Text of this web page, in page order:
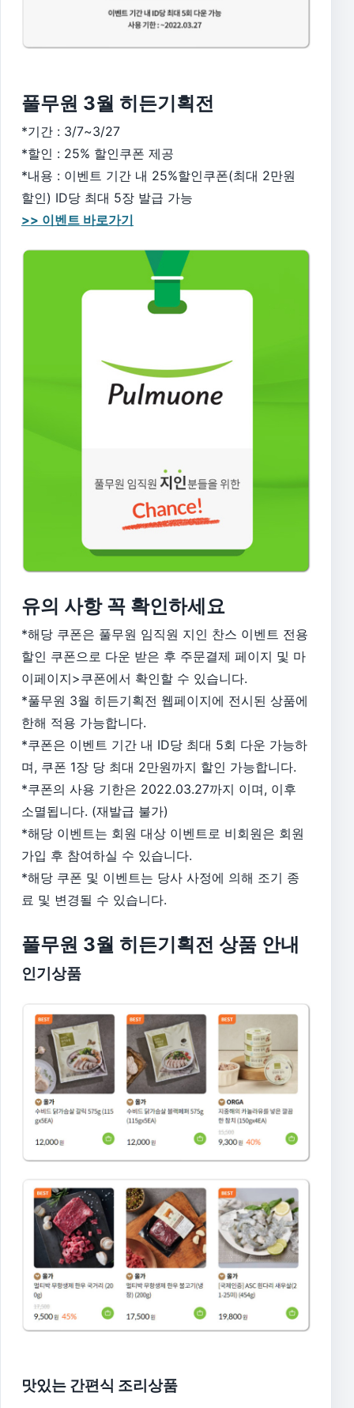
풀무원 3월 히든기획전
*기간 : 3/7~3/27
*할인 : 25% 할인쿠폰 제공
*내용 : 이벤트 기간 내 25%할인쿠폰(최대 2만원
할인) ID당 최대 5장 발급 가능
>> 이벤트 바로가기
유의 사항 꼭 확인하세요
*해당 쿠폰은 풀무원 임직원 지인 찬스 이벤트 전용
할인 쿠폰으로 다운 받은 후 주문결제 페이지 및 마
이페이지>쿠폰에서 확인할 수 있습니다.
*풀무원 3월 히든기획전 웹페이지에 전시된 상품에
한해 적용 가능합니다.
*쿠폰은 이벤트 기간 내 ID당 최대 5회 다운 가능하
며, 쿠폰 1장 당 최대 2만원까지 할인 가능합니다.
*쿠폰의 사용 기한은 2022.03.27까지 이며, 이후
소멸됩니다. (재발급 불가)
*해당 이벤트는 회원 대상 이벤트로 비회원은 회원
가입 후 참여하실 수 있습니다.
*해당 쿠폰 및 이벤트는 당사 사정에 의해 조기 종
료 및 변경될 수 있습니다.
풀무원 3월 히든기획전 상품 안내
인기상품
맛있는 간편식 조리상품